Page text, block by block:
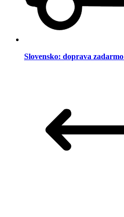
Slovensko: doprava zadarmo